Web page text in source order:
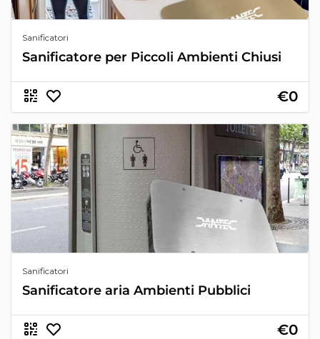
Sanificatori
Sanificatore per Piccoli Ambienti Chiusi
€0
Sanificatori
Sanificatore aria Ambienti Pubblici
€0